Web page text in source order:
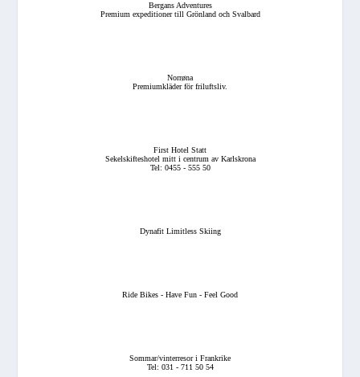
Bergans Adventures
Premium expeditioner till Grönland och Svalbard
Norrøna
Premiumkläder för friluftsliv.
First Hotel Statt
Sekelskifteshotel mitt i centrum av Karlskrona
Tel: 0455 - 555 50
Dynafit Limitless Skiing
Ride Bikes - Have Fun - Feel Good
Sommar/vinterresor i Frankrike
Tel: 031 - 711 50 54